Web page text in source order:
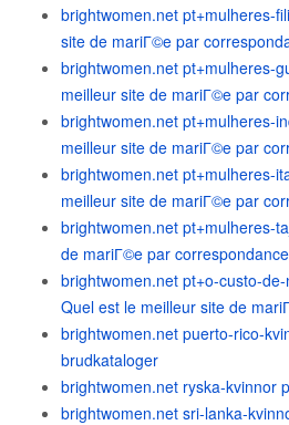
brightwomen.net pt+mulheres-
site de mariГ©e par
brightwomen.net pt+mulheres-
meilleur site de mariГ©e par
brightwomen.net pt+mulheres-
meilleur site de mariГ©e par
brightwomen.net pt+mulheres-
meilleur site de mariГ©e par
brightwomen.net pt+mulheres-
de mariГ©e par correspondance
brightwomen.net pt+o-custo-
Quel est le meilleur site de
brightwomen.net puerto-rico-
brudkataloger
brightwomen.net ryska-kvinnor
brightwomen.net sri-lanka-